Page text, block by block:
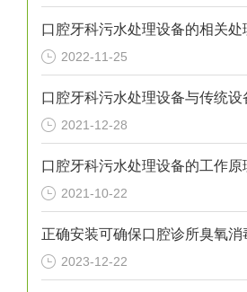
2022-11-25
2021-12-28
2021-10-22
2023-12-22